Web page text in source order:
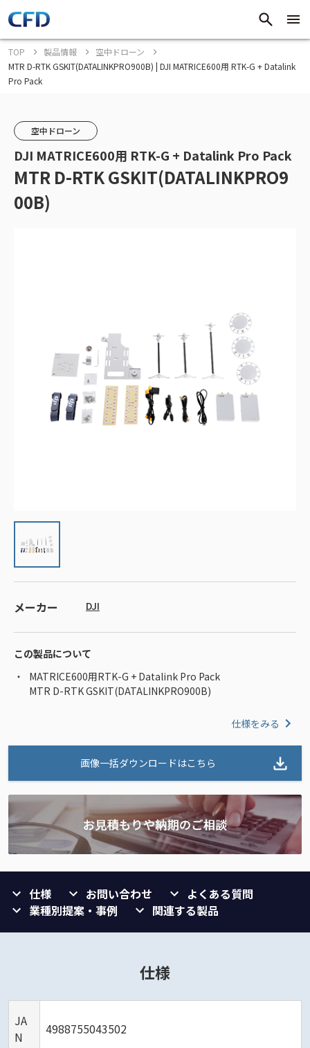
TOP 製品情報
空中ドローン
MTR D-RTK GSKIT(DATALINKPRO900B) | DJI MATRICE600用 RTK-G + Datalink
Pro Pack
空中ドローン
DJI MATRICE600用 RTK-G + Datalink Pro Pack
MTR D-RTK GSKIT(DATALINKPRO9
00B)
メーカー DJI
この製品について
MATRICE600用RTK-G + Datalink Pro Pack
MTR D-RTK GSKIT(DATALINKPRO900B)
仕様をみる
画像一括ダウンロードはこちら
仕様 お問い合わせ
よくある質問
業種別提案・事例
関連する製品
仕様
JA
N
4988755043502